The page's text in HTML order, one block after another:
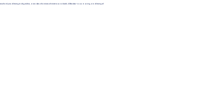
peu d'énergie digestive, avec des vitamines et minéraux naturels. Attendez-vous à un regain d'énergie!